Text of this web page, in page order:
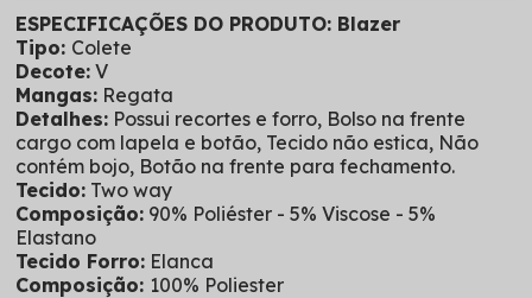
ESPECIFICAÇÕES DO PRODUTO: Blazer
Tipo: Colete
Decote: V
Mangas: Regata
Detalhes: Possui recortes e forro, Bolso na frente
cargo com lapela e botão, Tecido não estica, Não
contém bojo, Botão na frente para fechamento.
Tecido: Two way
Composição: 90% Poliéster - 5% Viscose - 5%
Elastano
Tecido Forro: Elanca
Composição: 100% Poliester